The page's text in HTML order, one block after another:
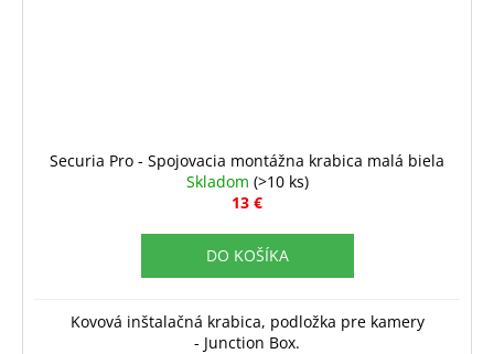
Securia Pro - Spojovacia montážna krabica malá biela
Skladom (>10 ks)
13 €
DO KOŠÍKA
Kovová inštalačná krabica, podložka pre kamery
- Junction Box.